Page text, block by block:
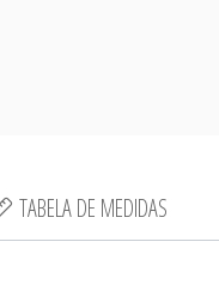
TABELA DE MEDIDAS